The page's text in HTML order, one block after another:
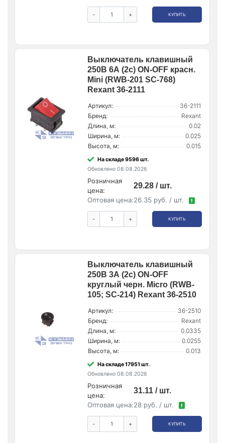
- + КУПИТЬ
Выключатель клавишный
250В 6А (2с) ON-OFF красн.
Mini (RWB-201 SC-768)
Rexant 36-2111
Артикул:
36-2111
Бренд:
Rexant
Длина, м:
0.02
Ширина, м:
0.025
Высота, м:
0.015
На складе 9596 шт.
Обновлено 08.08.2026
Розничная
цена:
29.28 / шт.
Оптовая цена:26.35 руб. / шт. !
- + КУПИТЬ
Выключатель клавишный
250В 3А (2с) ON-OFF
круглый черн. Micro (RWB-
105; SC-214) Rexant 36-2510
Артикул:
36-2510
Бренд:
Rexant
Длина, м:
0.0335
Ширина, м:
0.0255
Высота, м:
0.013
На складе 17951 шт.
Обновлено 08.08.2026
Розничная
цена:
31.11 / шт.
Оптовая цена:28 руб. / шт. !
- + КУПИТЬ